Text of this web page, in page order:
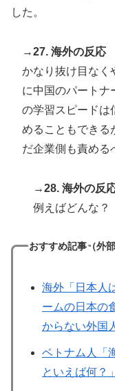
した。
→27. 海外の反応
かなり抜け目なく
に中国のパートナ
の学習スピードは
めることもできる
だ企業側も責める
→28. 海外の反
例えばどんな？
おすすめ記事（外
海外「日本人
ームの日本の
からない外国
ベトナム人「
といえば何？」